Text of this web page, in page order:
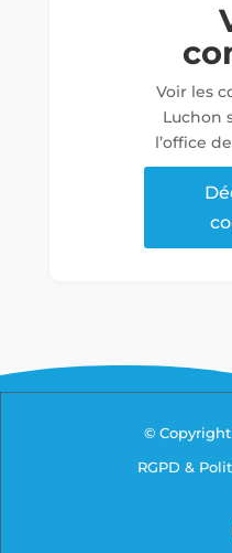
Voir les
Luchon
l’office
©
RGPD &